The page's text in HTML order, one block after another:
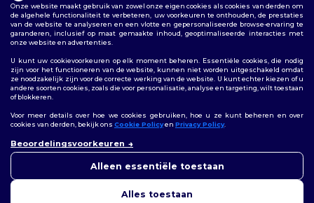
Bruxelles | Anvers |Mortsel|Malines |Lierre| Turnhout| Geel|
Herentals | Hoogstraten| Bruges
Onze website maakt gebruik van zowel onze eigen cookies als cookies van derden om
de algehele functionaliteit te verbeteren, uw voorkeuren te onthouden, de prestaties
van de website te analyseren en een vlotte en gepersonaliseerde browse-ervaring te
garanderen, inclusief op maat gemaakte inhoud, geoptimaliseerde interacties met
onze website en advertenties.
U kunt uw cookievoorkeuren op elk moment beheren. Essentiële cookies, die nodig
zijn voor het functioneren van de website, kunnen niet worden uitgeschakeld omdat
ze noodzakelijk zijn voor de correcte werking van de website. U kunt echter kiezen of u
andere soorten cookies, zoals die voor personalisatie, analyse en targeting, wilt toestaan
of blokkeren.
Voor meer details over hoe we cookies gebruiken, hoe u ze kunt beheren en over
cookies van derden, bekijk ons Cookie Policyen Privacy Policy.
Beoordelingsvoorkeuren
Alleen essentiële toestaan
Alles toestaan
moment contact met ons
voor u klaar.